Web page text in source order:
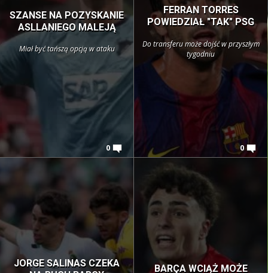
SZANSE NA POZYSKANIE
ASLLANIEGO MALEJĄ
Miał być tańszą opcją w ataku
0
FERRAN TORRES
POWIEDZIAŁ "TAK" PSG
Do transferu może dojść w przyszłym
tygodniu
0
JORGE SALINAS CZEKA
BARÇA WCIĄŻ MOŻE